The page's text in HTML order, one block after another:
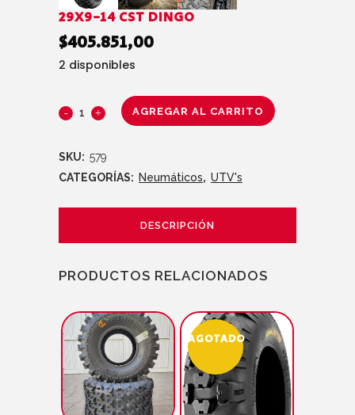
29X9-14 CST DINGO
$405.851,00
2 disponibles
AGREGAR AL CARRITO
SKU: 579
CATEGORÍAS: Neumáticos, UTV's
DESCRIPCIÓN
PRODUCTOS RELACIONADOS
AGOTADO